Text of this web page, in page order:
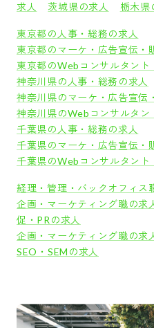
求人
茨城県の求人 栃木県
東京都の人事・総務の求人
東京都のマーケ・広告宣伝・
東京都のWebコンサルタント
神奈川県の人事・総務の求人
神奈川県のマーケ・広告宣伝
神奈川県のWebコンサルタン
千葉県の人事・総務の求人
千葉県のマーケ・広告宣伝・
千葉県のWebコンサルタント
経理・管理・バックオフィス
企画・マーケティング職の求
促・PRの求人
企画・マーケティング職の求
SEO・SEMの求人